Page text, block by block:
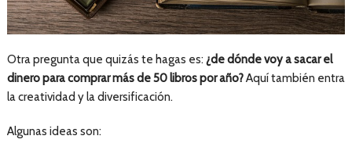
Otra pregunta que quizás te hagas es: ¿de dónde voy a sacar el
dinero para comprar más de 50 libros por año?Aquí también entra
la creatividad y la diversificación.
Algunas ideas son: